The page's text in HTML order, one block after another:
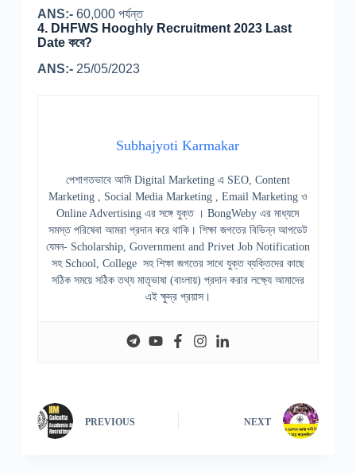
ANS:-60,000 পর্যন্ত
4. DHFWS Hooghly Recruitment 2023 Last
Date কবে?
ANS:-25/05/2023
Subhajyoti Karmakar
পেশাগতভাবে আমি Digital Marketing এ SEO, Content
Marketing , Social Media Marketing , Email Marketing ও
Online Advertising এর সঙ্গে যুক্ত । BongWeby এর মাধ্যমে
সমস্ত পরিষেবা আমরা প্রদান করে থাকি। শিক্ষা জগতের বিভিন্ন আপডেট
যেমন- Scholarship, Government and Privet Job Notification
সহ School, College সহ শিক্ষা জগতের সাথে যুক্ত ব্যক্তিদের কাছে
সঠিক সময়ে সঠিক তথ্য মাতৃভাষা (বাংলায়) প্রদান করার লক্ষ্যে আমাদের
এই ক্ষুদ্র প্রয়াস।
PREVIOUS NEXT